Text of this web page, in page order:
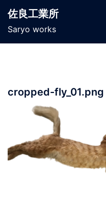
ン
佐良工業所
Saryo works
cropped-fly_01.png